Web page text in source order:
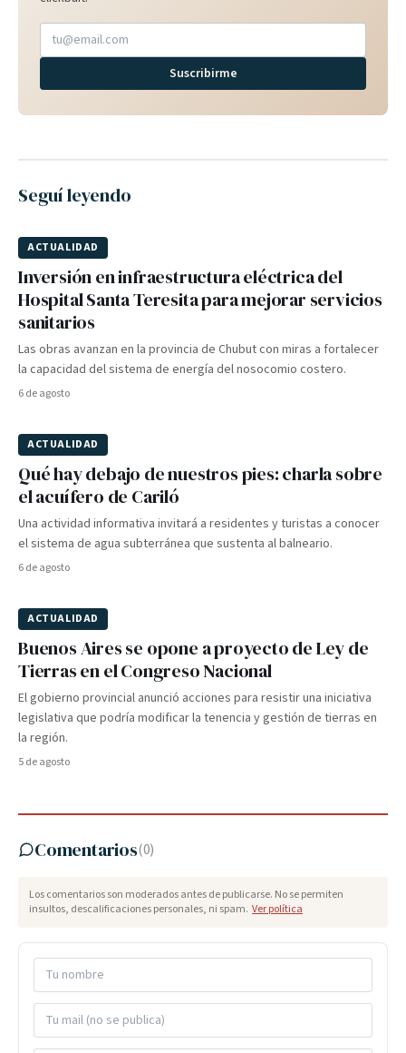
Suscribirme
Seguí leyendo
ACTUALIDAD
Inversión en infraestructura eléctrica del
Hospital Santa Teresita para mejorar servicios
sanitarios
Las obras avanzan en la provincia de Chubut con miras a fortalecer
la capacidad del sistema de energía del nosocomio costero.
6 de agosto
ACTUALIDAD
Qué hay debajo de nuestros pies: charla sobre
el acuífero de Cariló
Una actividad informativa invitará a residentes y turistas a conocer
el sistema de agua subterránea que sustenta al balneario.
6 de agosto
ACTUALIDAD
Buenos Aires se opone a proyecto de Ley de
Tierras en el Congreso Nacional
El gobierno provincial anunció acciones para resistir una iniciativa
legislativa que podría modificar la tenencia y gestión de tierras en
la región.
5 de agosto
Comentarios(0)
Los comentarios son moderados antes de publicarse. No se permiten
insultos, descalificaciones personales, ni spam. Ver política